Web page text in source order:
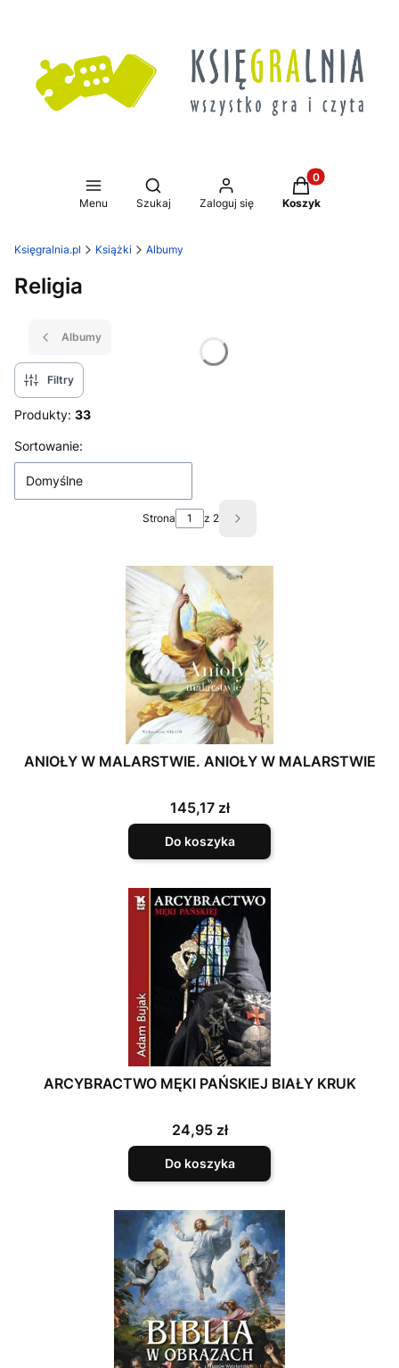
Menu
Otwórz wyszukiwarkę
Szukaj Zaloguj się
Produkty w
Koszyk
Księgralnia.pl Książki Albumy
Religia
Albumy
Filtry
Produkty: 33
Lista produktów
Sortowanie:
Domyślne
Strona z 2 Następne produkty
ANIOŁY W MALARSTWIE. ANIOŁY W MALARSTWIE
Cena
145,17 zł
Do koszyka
ARCYBRACTWO MĘKI PAŃSKIEJ BIAŁY KRUK
Cena
24,95 zł
Do koszyka